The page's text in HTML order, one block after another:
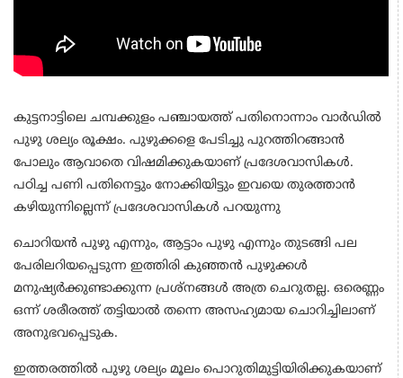
കുട്ടനാട്ടിലെ ചമ്പക്കുളം പഞ്ചായത്ത് പതിനൊന്നാം വാര്‍ഡില്‍
പുഴു ശല്യം രൂക്ഷം. പുഴുക്കളെ പേടിച്ചു പുറത്തിറങ്ങാന്‍
പോലും ആവാതെ വിഷമിക്കുകയാണ് പ്രദേശവാസികള്‍.
പഠിച്ച പണി പതിനെട്ടും നോക്കിയിട്ടും ഇവയെ തുരത്താന്‍
കഴിയുന്നില്ലെന്ന് പ്രദേശവാസികള്‍ പറയുന്നു
ചൊറിയന്‍ പുഴു എന്നും, ആട്ടാം പുഴു എന്നും തുടങ്ങി പല
പേരിലറിയപ്പെടുന്ന ഇത്തിരി കുഞ്ഞന്‍ പുഴുക്കള്‍
മനുഷ്യര്‍ക്കുണ്ടാക്കുന്ന പ്രശ്‌നങ്ങള്‍ അത്ര ചെറുതല്ല. ഒരെണ്ണം
ഒന്ന് ശരീരത്ത് തട്ടിയാല്‍ തന്നെ അസഹ്യമായ ചൊറിച്ചിലാണ്
അനുഭവപ്പെടുക.
ഇത്തരത്തില്‍ പുഴു ശല്യം മൂലം പൊറുതിമുട്ടിയിരിക്കുകയാണ്